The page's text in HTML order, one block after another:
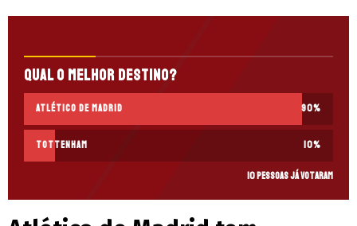
Qual o melhor destino?
Atlético de Madrid 90%
Tottenham 10%
10 pessoas já votaram